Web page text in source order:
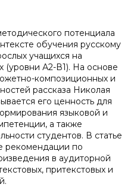
потенциала
обучения русскому
учащихся на
(уровни А2-В1). На основе
композиционных и
рассказа Николая
его ценность для
языковой и
а также
студентов. В статье
рекомендации по
в аудиторной
притекстовых и